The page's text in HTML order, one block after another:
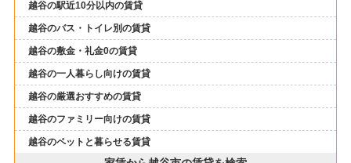
越谷の駅近10分以内の賃貸
越谷のバス・トイレ別の賃貸
越谷の敷金・礼金0の賃貸
越谷の一人暮らし向けの賃貸
越谷の厳選おすすめの賃貸
越谷のファミリー向けの賃貸
越谷のペットと暮らせる賃貸